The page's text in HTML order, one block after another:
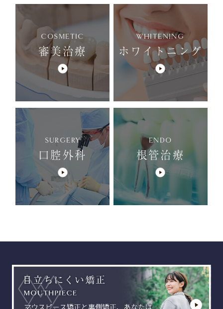
COSMETIC
審美治療
WHITENING
ホワイトニング
SURGERY
口腔外科
ENDO
根管治療